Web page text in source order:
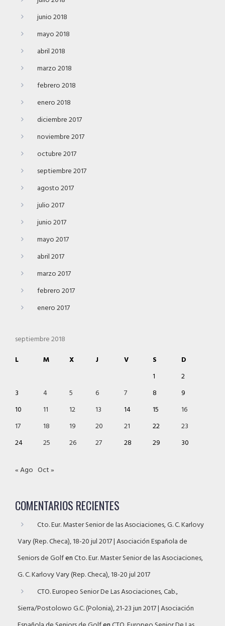
junio 2018
mayo 2018
abril 2018
marzo 2018
febrero 2018
enero 2018
diciembre 2017
noviembre 2017
octubre 2017
septiembre 2017
agosto 2017
julio 2017
junio 2017
mayo 2017
abril 2017
marzo 2017
febrero 2017
enero 2017
septiembre 2018
L
M X J V S
D
1
2
3
4 5 6 7 8
9
10
11 12 13 14 15
16
17
18 19 20 21 22
23
24
25 26 27 28 29 30
« Ago Oct »
COMENTARIOS RECIENTES
Cto. Eur. Master Senior de las Asociaciones, G. C. Karlovy
Vary (Rep. Checa), 18-20 jul 2017 | Asociación Española de
Seniors de GolfenCto. Eur. Master Senior de las Asociaciones,
G. C. Karlovy Vary (Rep. Checa), 18-20 jul 2017
CTO. Europeo Senior De Las Asociaciones, Cab.,
Sierra/Postolowo G.C. (Polonia), 21-23 jun 2017 | Asociación